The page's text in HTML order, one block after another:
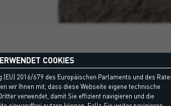
COOKIES
(EU) 2016/679 des Europäischen Parlaments und des
wir Ihnen mit, dass diese Webseite eigene technische
verwendet, damit Sie effizient navigieren und die